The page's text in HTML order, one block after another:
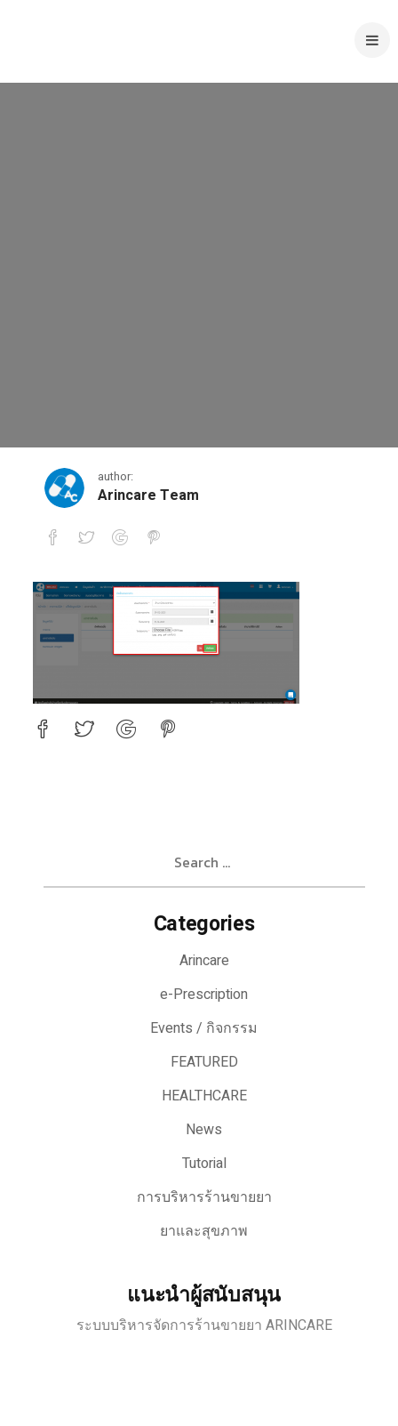
3-2 author:
Arincare Team
3-2
Categories
Arincare
e-Prescription
Events / กิจกรรม
FEATURED
HEALTHCARE
News
Tutorial
การบริหารร้านขายยา
ยาและสุขภาพ
แนะนำผู้สนับสนุน
ระบบบริหารจัดการร้านขายยา ARINCARE